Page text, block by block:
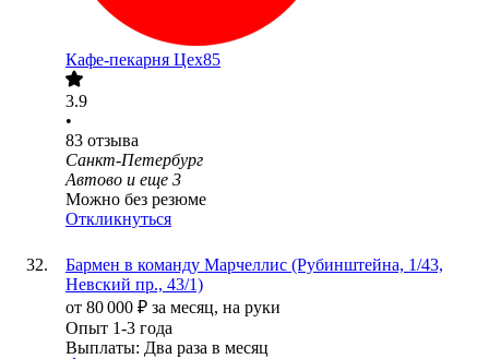
Кафе-пекарня Цех85
3.9
•
83 отзыва
Санкт-Петербург
Автово и еще 3
Можно без резюме
Откликнуться
Бармен в команду Марчеллис (Рубинштейна, 1/43,
Невский пр., 43/1)
от 80 000 ₽ за месяц, на руки
Опыт 1-3 года
Выплаты: Два раза в месяц